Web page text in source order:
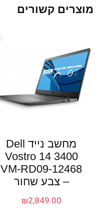
מוצרים קשורים
מחשב נייד Dell
Vostro 14 3400
VM-RD09-12468
– צבע שחור
₪2,849.00